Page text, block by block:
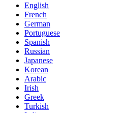
English
French
German
Portuguese
Spanish
Russian
Japanese
Korean
Arabic
Irish
Greek
Turkish